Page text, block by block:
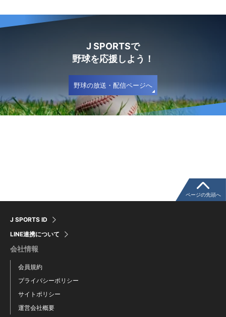
J SPORTSで
野球を応援しよう！
野球の放送・配信ページへ
J SPORTS ID
LINE連携について
会社情報
会員規約
プライバシーポリシー
サイトポリシー
運営会社概要
ページの先頭へ